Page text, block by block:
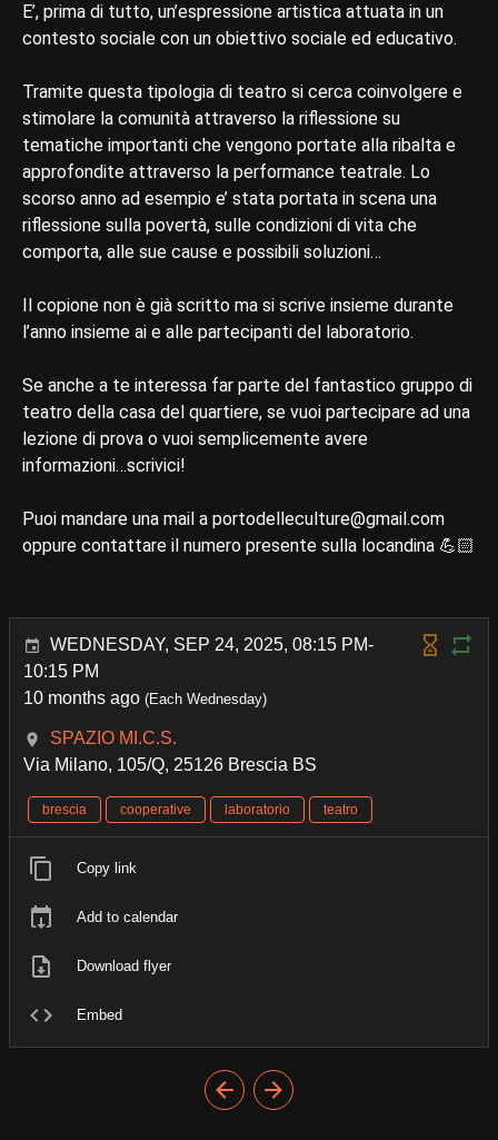
E’, prima di tutto, un’espressione artistica attuata in un
contesto sociale con un obiettivo sociale ed educativo.
Tramite questa tipologia di teatro si cerca coinvolgere e
stimolare la comunità attraverso la riflessione su
tematiche importanti che vengono portate alla ribalta e
approfondite attraverso la performance teatrale. Lo
scorso anno ad esempio e’ stata portata in scena una
riflessione sulla povertà, sulle condizioni di vita che
comporta, alle sue cause e possibili soluzioni…
Il copione non è già scritto ma si scrive insieme durante
l’anno insieme ai e alle partecipanti del laboratorio.
Se anche a te interessa far parte del fantastico gruppo di
teatro della casa del quartiere, se vuoi partecipare ad una
lezione di prova o vuoi semplicemente avere
informazioni…scrivici!
Puoi mandare una mail a portodelleculture@gmail.com
oppure contattare il numero presente sulla locandina 💪🏻
WEDNESDAY, SEP 24, 2025, 08:15 PM-
10:15 PM
10 months ago (Each Wednesday)
SPAZIO MI.C.S.
Via Milano, 105/Q, 25126 Brescia BS
brescia cooperative laboratorio teatro
Copy link
Add to calendar
Download flyer
Embed